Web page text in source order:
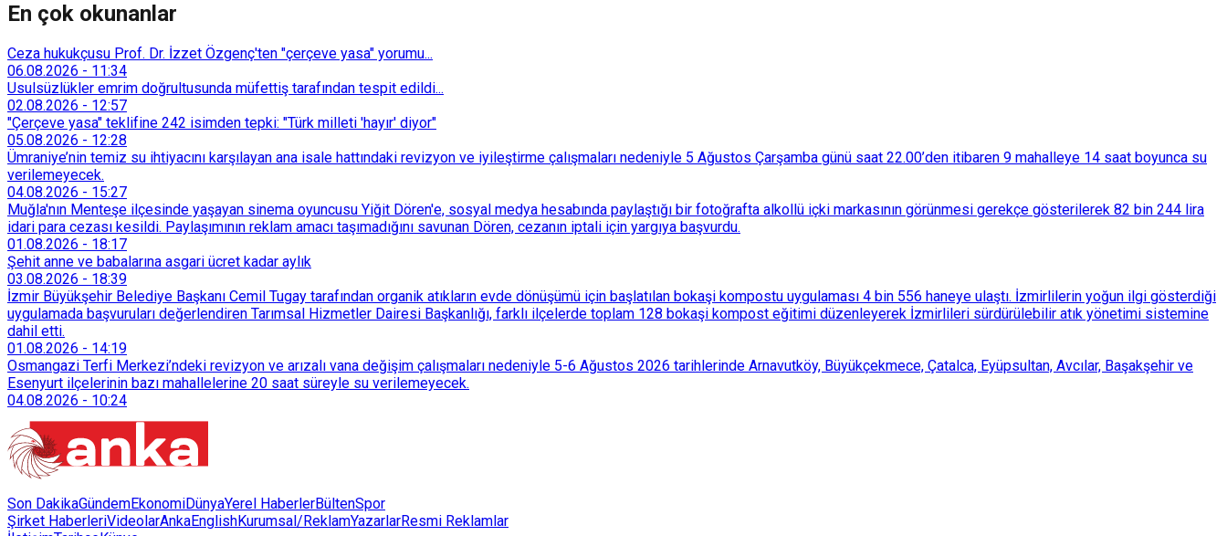
En çok okunanlar
Ceza hukukçusu Prof. Dr. İzzet Özgenç'ten "çerçeve yasa" yorumu...
06.08.2026 - 11:34
Usulsüzlükler emrim doğrultusunda müfettiş tarafından tespit edildi...
02.08.2026 - 12:57
"Çerçeve yasa" teklifine 242 isimden tepki: "Türk milleti 'hayır' diyor"
05.08.2026 - 12:28
Ümraniye’nin temiz su ihtiyacını karşılayan ana isale hattındaki revizyon ve iyileştirme çalışmaları nedeniyle 5 Ağustos Çarşamba günü saat 22.00’den itibaren 9 mahalleye 14 saat boyunca su
verilemeyecek.
04.08.2026 - 15:27
Muğla'nın Menteşe ilçesinde yaşayan sinema oyuncusu Yiğit Dören'e, sosyal medya hesabında paylaştığı bir fotoğrafta alkollü içki markasının görünmesi gerekçe gösterilerek 82 bin 244 lira
idari para cezası kesildi. Paylaşımının reklam amacı taşımadığını savunan Dören, cezanın iptali için yargıya başvurdu.
01.08.2026 - 18:17
Şehit anne ve babalarına asgari ücret kadar aylık
03.08.2026 - 18:39
İzmir Büyükşehir Belediye Başkanı Cemil Tugay tarafından organik atıkların evde dönüşümü için başlatılan bokaşi kompostu uygulaması 4 bin 556 haneye ulaştı. İzmirlilerin yoğun ilgi gösterdiği
uygulamada başvuruları değerlendiren Tarımsal Hizmetler Dairesi Başkanlığı, farklı ilçelerde toplam 128 bokaşi kompost eğitimi düzenleyerek İzmirlileri sürdürülebilir atık yönetimi sistemine
dahil etti.
01.08.2026 - 14:19
Osmangazi Terfi Merkezi’ndeki revizyon ve arızalı vana değişim çalışmaları nedeniyle 5-6 Ağustos 2026 tarihlerinde Arnavutköy, Büyükçekmece, Çatalca, Eyüpsultan, Avcılar, Başakşehir ve
Esenyurt ilçelerinin bazı mahallelerine 20 saat süreyle su verilemeyecek.
04.08.2026 - 10:24
Son DakikaGündemEkonomiDünyaYerel HaberlerBültenSpor
Şirket HaberleriVideolarAnkaEnglishKurumsal/ReklamYazarlarResmi Reklamlar